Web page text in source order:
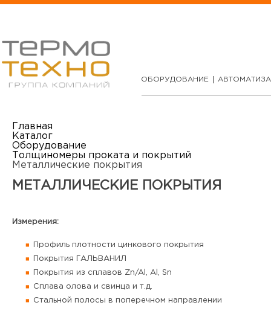
ОБОРУДОВАНИЕ
Главная
Каталог
Оборудование
Толщиномеры проката и покрытий
Металлические покрытия
МЕТАЛЛИЧЕСКИЕ ПОКРЫТИЯ
Измерения:
Профиль плотности цинкового покрытия
Покрытия ГАЛЬВАНИЛ
Покрытия из сплавов Zn/Al, Al, Sn
Сплава олова и свинца и т.д.
Стальной полосы в поперечном направлении